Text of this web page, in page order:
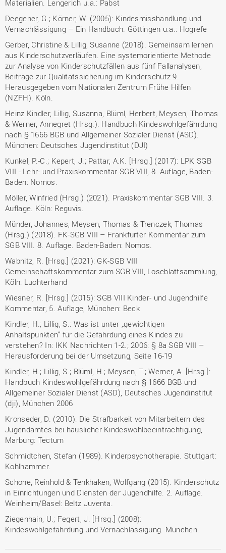
Materialien. Lengerich u.a.: Pabst
Deegener, G.; Körner, W. (2005): Kindesmisshandlung und
Vernachlässigung – Ein Handbuch. Göttingen u.a.: Hogrefe
Gerber, Christine & Lillig, Susanne (2018). Gemeinsam lernen
aus Kinderschutzverläufen. Eine systemorientierte Methode
zur Analyse von Kinderschutzfällen aus fünf Fallanalysen,
Beiträge zur Qualitätssicherung im Kinderschutz 9.
Herausgegeben vom Nationalen Zentrum Frühe Hilfen
(NZFH). Köln.
Heinz Kindler, Lillig, Susanna, Blüml, Herbert, Meysen, Thomas
& Werner, Annegret (Hrsg.). Handbuch Kindeswohlgefährdung
nach § 1666 BGB und Allgemeiner Sozialer Dienst (ASD).
München: Deutsches Jugendinstitut (DJI)
Kunkel, P.-C.; Kepert, J.; Pattar, A.K. [Hrsg.] (2017): LPK SGB
VIII - Lehr- und Praxiskommentar SGB VIII, 8. Auflage, Baden-
Baden: Nomos.
Möller, Winfried (Hrsg.) (2021). Praxiskommentar SGB VIII. 3.
Auflage. Köln: Reguvis.
Münder, Johannes, Meysen, Thomas & Trenczek, Thomas
(Hrsg.) (2018). FK-SGB VIII – Frankfurter Kommentar zum
SGB VIII. 8. Auflage. Baden-Baden: Nomos.
Wabnitz, R. [Hrsg.] (2021): GK-SGB VIII
Gemeinschaftskommentar zum SGB VIII, Loseblattsammlung,
Köln: Luchterhand
Wiesner, R. [Hrsg.] (2015): SGB VIII Kinder- und Jugendhilfe
Kommentar, 5. Auflage, München: Beck
Kindler, H.; Lillig, S.: Was ist unter „gewichtigen
Anhaltspunkten“ für die Gefährdung eines Kindes zu
verstehen? In: IKK Nachrichten 1-2.; 2006: § 8a SGB VIII –
Herausforderung bei der Umsetzung, Seite 16-19
Kindler, H.; Lillig, S.; Blüml, H.; Meysen, T.; Werner, A. [Hrsg.]:
Handbuch Kindeswohlgefährdung nach § 1666 BGB und
Allgemeiner Sozialer Dienst (ASD), Deutsches Jugendinstitut
(dji), München 2006
Kronseder, D. (2010): Die Strafbarkeit von Mitarbeitern des
Jugendamtes bei häuslicher Kindeswohlbeeinträchtigung,
Marburg: Tectum
Schmidtchen, Stefan (1989). Kinderpsychotherapie. Stuttgart:
Kohlhammer.
Schone, Reinhold & Tenkhaken, Wolfgang (2015). Kinderschutz
in Einrichtungen und Diensten der Jugendhilfe. 2. Auflage.
Weinheim/Basel: Beltz Juventa.
Ziegenhain, U.; Fegert, J. [Hrsg.] (2008):
Kindeswohlgefährdung und Vernachlässigung. München.